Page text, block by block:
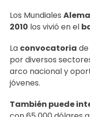
Los Mundiales
2010 los vivió en el
La convocatoria de
por diversos
arco nacional y
jóvenes.
También puede